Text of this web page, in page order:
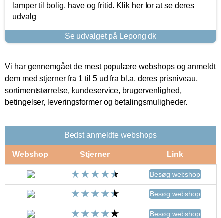
lamper til bolig, have og fritid. Klik her for at se deres
udvalg.
Se udvalget på Lepong.dk
Vi har gennemgået de mest populære webshops og anmeldt
dem med stjerner fra 1 til 5 ud fra bl.a. deres prisniveau,
sortimentstørrelse, kundeservice, brugervenlighed,
betingelser, leveringsformer og betalingsmuligheder.
Bedst anmeldte webshops
Webshop Stjerner Link
Besøg webshop
Besøg webshop
Besøg webshop